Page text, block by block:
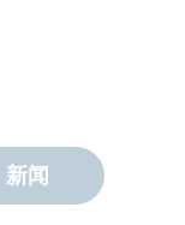
新闻